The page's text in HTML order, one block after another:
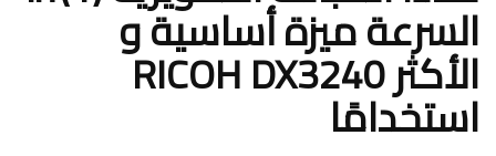
السرعة ميزة أساسية و
RICOH DX3240 الأكثر
استخدامًا